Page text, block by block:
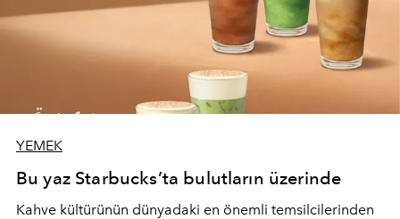
YEMEK
Bu yaz Starbucks’ta bulutların üzerinde
Kahve kültürünün dünyadaki en önemli temsilcilerinden